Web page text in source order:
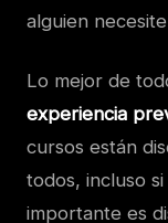
alguien
Lo mejor de
experiencia
cursos están
todos, incluso
importante es